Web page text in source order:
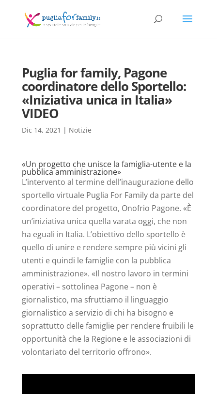
Puglia for family, Pagone
coordinatore dello Sportello:
«Iniziativa unica in Italia»
VIDEO
Dic 14, 2021 | Notizie
«Un progetto che unisce la famiglia-utente e la
pubblica amministrazione»
L’intervento al termine dell’inaugurazione dello
sportello virtuale Puglia For Family da parte del
coordinatore del progetto, Onofrio Pagone. «È
un’iniziativa unica quella varata oggi, che non
ha eguali in Italia. L’obiettivo dello sportello è
quello di unire e rendere sempre più vicini gli
utenti e quindi le famiglie con la pubblica
amministrazione». «Il nostro lavoro in termini
operativi – sottolinea Pagone – non è
giornalistico, ma sfruttiamo il linguaggio
giornalistico a servizio di chi ha bisogno e
soprattutto delle famiglie per rendere fruibili le
opportunità che la Regione e le associazioni di
volontariato del territorio offrono».